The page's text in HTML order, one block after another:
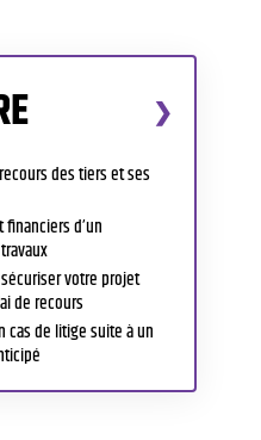
des tiers et ses
d’un
votre projet
de recours
cas de litige suite à un